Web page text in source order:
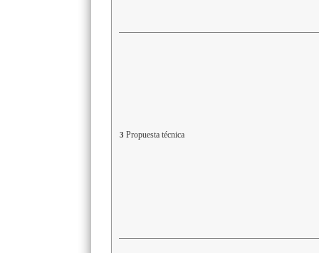
3 Propuesta técnica